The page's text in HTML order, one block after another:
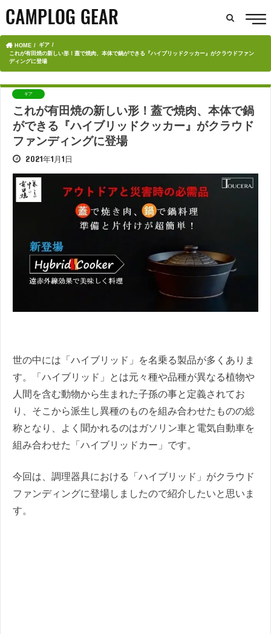
HOME
ギア
これが有田焼の新しい形！蓋で焼肉、本体で鍋ができる『ハイブリッドクッカー』がクラウドファン
ディングに登場
ギア
これが有田焼の新しい形！蓋で焼肉、本体で鍋
ができる『ハイブリッドクッカー』がクラウド
ファンディングに登場
2021年1月1日
世の中には「ハイブリッド」を名乗る製品が多くありま
す。「ハイブリッド」とは元々種や品種が異なる植物や
人間を含む動物から生まれた子孫の事と定義されてお
り、そこから派生し異種のものを組み合わせたものの総
称となり、よく聞かれるのはガソリン車と電気自動車を
組み合わせた「ハイブリッドカー」です。
今回は、調理器具における「ハイブリッド」がクラウド
ファンディングに登場しましたので紹介したいと思いま
す。